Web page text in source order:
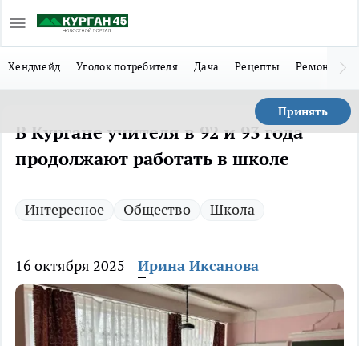
Хендмейд Уголок потребителя Дача Рецепты Ремонт
Принять
В Кургане учителя в 92 и 93 года
продолжают работать в школе
Интересное Общество Школа
16 октября 2025 Ирина Иксанова